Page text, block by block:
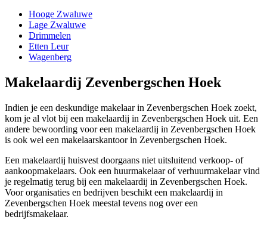
Hooge Zwaluwe
Lage Zwaluwe
Drimmelen
Etten Leur
Wagenberg
Makelaardij Zevenbergschen Hoek
Indien je een deskundige makelaar in Zevenbergschen Hoek zoekt,
kom je al vlot bij een makelaardij in Zevenbergschen Hoek uit. Een
andere bewoording voor een makelaardij in Zevenbergschen Hoek
is ook wel een makelaarskantoor in Zevenbergschen Hoek.
Een makelaardij huisvest doorgaans niet uitsluitend verkoop- of
aankoopmakelaars. Ook een huurmakelaar of verhuurmakelaar vind
je regelmatig terug bij een makelaardij in Zevenbergschen Hoek.
Voor organisaties en bedrijven beschikt een makelaardij in
Zevenbergschen Hoek meestal tevens nog over een
bedrijfsmakelaar.